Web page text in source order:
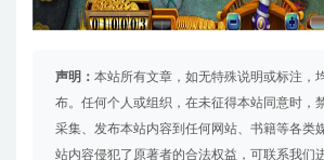
声明： 本站所有文章，如无特殊说明或标注，
布。任何个人或组织，在未征得本站同意时，
采集、发布本站内容到任何网站、书籍等各类
站内容侵犯了原著者的合法权益，可联系我们